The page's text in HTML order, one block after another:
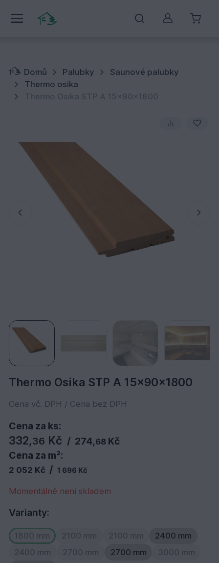
Můj účet
Domů Palubky
Saunové palubky
Thermo osika
Thermo Osika STP A 15x90x1800
Thermo Osika STP A 15x90x1800
Cena vč. DPH / Cena bez DPH
Cena za ks:
332,36 Kč / 274,68Kč
Cena za m²:
2 052 Kč / 1 696 Kč
Momentálně není skladem
Varianty:
1800 mm 2100 mm 2100 mm
2400 mm
2400 mm
2700 mm 2700 mm
3000 mm